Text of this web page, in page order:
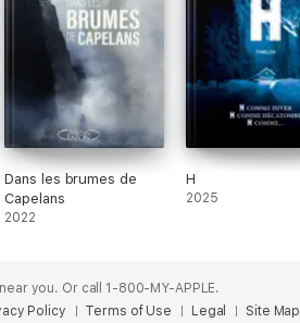
Dans les brumes de
Capelans
2022
H
2025
near you. Or call 1-800-MY-APPLE.
Policy Terms of Use Legal Site Map